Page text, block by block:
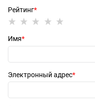
Рейтинг
Имя
Электронный адрес